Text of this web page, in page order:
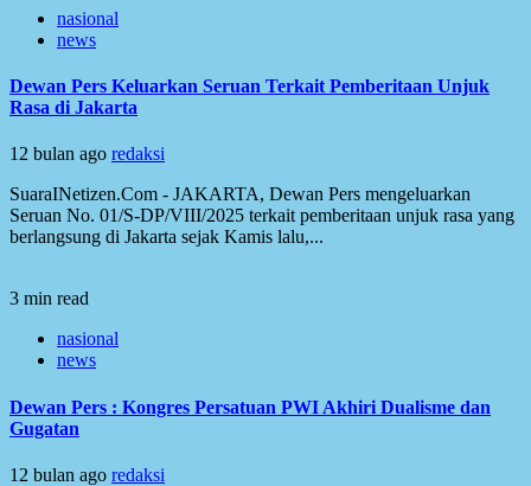
nasional
news
Dewan Pers Keluarkan Seruan Terkait Pemberitaan Unjuk
Rasa di Jakarta
12 bulan ago redaksi
SuaraINetizen.Com - JAKARTA, Dewan Pers mengeluarkan
Seruan No. 01/S-DP/VIII/2025 terkait pemberitaan unjuk rasa yang
berlangsung di Jakarta sejak Kamis lalu,...
3 min read
nasional
news
Dewan Pers : Kongres Persatuan PWI Akhiri Dualisme dan
Gugatan
12 bulan ago redaksi